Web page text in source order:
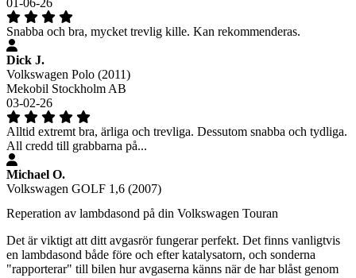
Snabba och bra, mycket trevlig kille. Kan rekommenderas.
Dick J.
Volkswagen Polo (2011)
Mekobil Stockholm AB
03-02-26
Alltid extremt bra, ärliga och trevliga. Dessutom snabba och tydliga.
All credd till grabbarna på...
Michael O.
Volkswagen GOLF 1,6 (2007)
Reperation av lambdasond på din Volkswagen Touran
Det är viktigt att ditt avgasrör fungerar perfekt. Det finns vanligtvis
en lambdasond både före och efter katalysatorn, och sonderna
"rapporterar" till bilen hur avgaserna känns när de har blåst genom